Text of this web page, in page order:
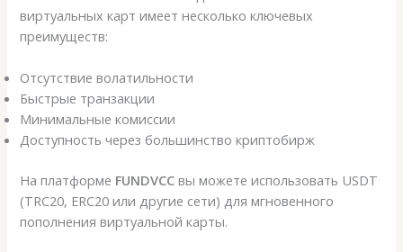
виртуальных карт имеет несколько ключевых
преимуществ:
Отсутствие волатильности
Быстрые транзакции
Минимальные комиссии
Доступность через большинство криптобирж
На платформе FUNDVCC вы можете использовать USDT
(TRC20, ERC20 или другие сети) для мгновенного
пополнения виртуальной карты.